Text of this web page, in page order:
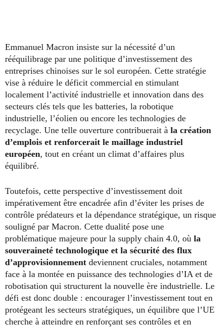
Emmanuel Macron insiste sur la nécessité d’un
rééquilibrage par une politique d’investissement des
entreprises chinoises sur le sol européen. Cette stratégie
vise à réduire le déficit commercial en stimulant
localement l’activité industrielle et innovation dans des
secteurs clés tels que les batteries, la robotique
industrielle, l’éolien ou encore les technologies de
recyclage. Une telle ouverture contribuerait à la création
d’emplois et renforcerait le maillage industriel
européen, tout en créant un climat d’affaires plus
équilibré.
Toutefois, cette perspective d’investissement doit
impérativement être encadrée afin d’éviter les prises de
contrôle prédateurs et la dépendance stratégique, un risque
souligné par Macron. Cette dualité pose une
problématique majeure pour la supply chain 4.0, où la
souveraineté technologique et la sécurité des flux
d’approvisionnement deviennent cruciales, notamment
face à la montée en puissance des technologies d’IA et de
robotisation qui structurent la nouvelle ère industrielle. Le
défi est donc double : encourager l’investissement tout en
protégeant les secteurs stratégiques, un équilibre que l’UE
cherche à atteindre en renforçant ses contrôles et en